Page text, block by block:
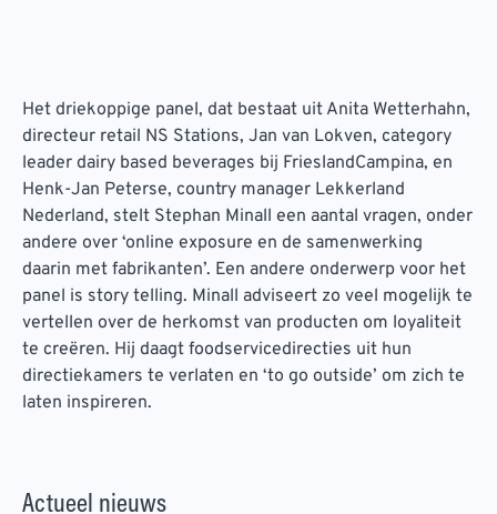
Het driekoppige panel, dat bestaat uit Anita Wetterhahn,
directeur retail NS Stations, Jan van Lokven, category
leader dairy based beverages bij FrieslandCampina, en
Henk-Jan Peterse, country manager Lekkerland
Nederland, stelt Stephan Minall een aantal vragen, onder
andere over ‘online exposure en de samenwerking
daarin met fabrikanten’. Een andere onderwerp voor het
panel is story telling. Minall adviseert zo veel mogelijk te
vertellen over de herkomst van producten om loyaliteit
te creëren. Hij daagt foodservicedirecties uit hun
directiekamers te verlaten en ‘to go outside’ om zich te
laten inspireren.
Actueel nieuws